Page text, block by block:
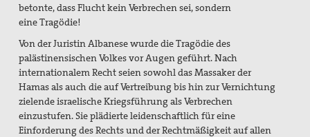
betonte, dassFlucht kein Verbrechen sei, sondern
eine Tragödie!
Von der Juristin Albanese wurde die Tragödie des
palästinensischen Volkes vor Augen geführt. Nach
internationalem Recht seien sowohl das Massaker der
Hamas als auch die auf Vertreibung bis hin zur Vernichtung
zielende israelische Kriegsführung als Verbrechen
einzustufen. Sie plädierte leidenschaftlich für eine
Einforderung des Rechts und der Rechtmäßigkeit auf allen